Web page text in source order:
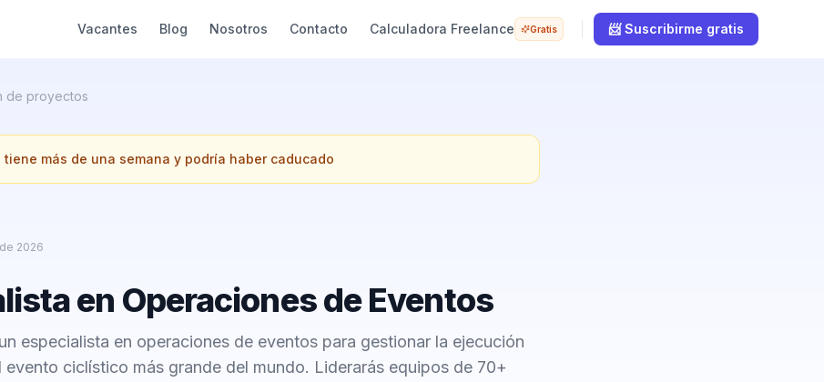
Vacantes Blog Nosotros Contacto Calculadora Freelance Gratis 📨 Suscribirme gratis
de proyectos
tiene más de una semana y podría haber caducado
2026
en Operaciones de Eventos
especialista en operaciones de eventos para gestionar la ejecución
evento ciclístico más grande del mundo. Liderarás equipos de 70+